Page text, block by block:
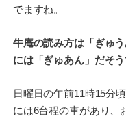
でますね。
牛庵の読み方は「ぎゅ
には「ぎゅあん」だそう
日曜日の午前11時15分
には6台程の車があり、